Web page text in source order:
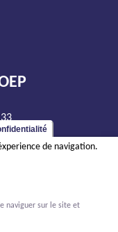
de navigation.
naviguer sur le site et